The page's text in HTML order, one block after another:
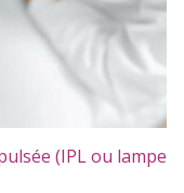
(IPL ou lampe